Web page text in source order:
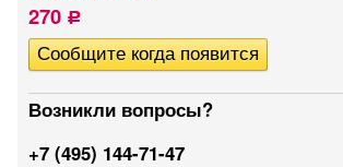
270 Р
Возникли вопросы?
+7 (495) 144-71-47